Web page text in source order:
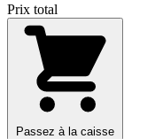
Prix total
Passez à la caisse